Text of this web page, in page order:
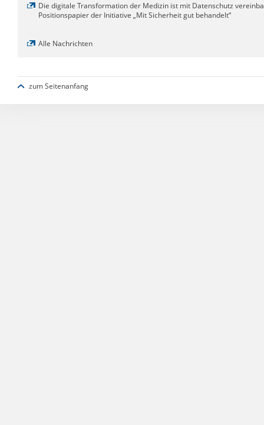
Die digitale Transformation der Medizin ist mit Datenschutz
Positionspapier der Initiative „Mit Sicherheit gut behandelt“
Alle Nachrichten
zum Seitenanfang